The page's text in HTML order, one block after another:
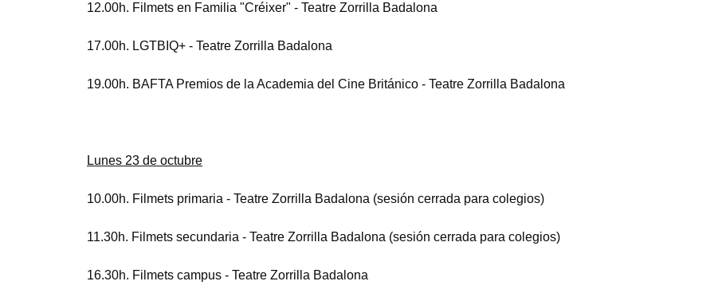
12.00h. Filmets en Familia "Créixer" - Teatre Zorrilla Badalona
17.00h. LGTBIQ+ - Teatre Zorrilla Badalona
19.00h. BAFTA Premios de la Academia del Cine Británico - Teatre Zorrilla Badalona
Lunes 23 de octubre
10.00h. Filmets primaria - Teatre Zorrilla Badalona (sesión cerrada para colegios)
11.30h. Filmets secundaria - Teatre Zorrilla Badalona (sesión cerrada para colegios)
16.30h. Filmets campus - Teatre Zorrilla Badalona